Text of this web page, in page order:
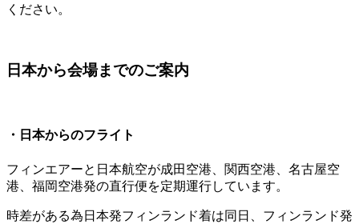
ください。
日本から会場までのご案内
・ 日本からのフライト
フィンエアーと日本航空が成田空港、関西空港、名古屋空
港、福岡空港発の直行便を定期運行しています。
時差がある為日本発フィンランド着は同日、フィンランド発